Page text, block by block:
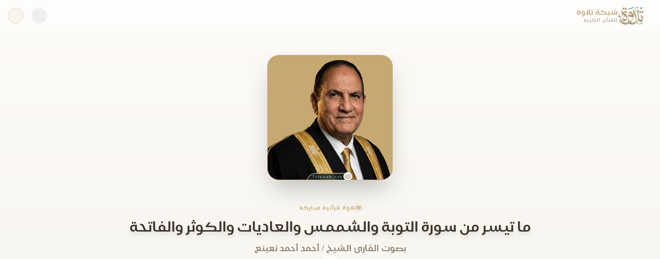
شبكة تلاوة
للقرآن الكريم
تلاوة قرآنية مباركة
ما تيسر من سورة التوبة والشممس والعاديات والكوثر والفاتحة
بصوت القارئ الشيخ / أحمد أحمد نعينع